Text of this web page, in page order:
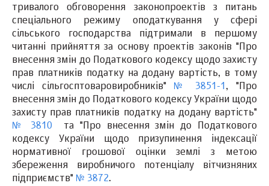
тривалого обговорення законопроектів з питань
спеціального режиму оподаткування у сфері
сільського господарства підтримали в першому
читанні прийняття за основу проектів законів "Про
внесення змін до Податкового кодексу щодо захисту
прав платників податку на додану вартість, в тому
числі сільгосптоваровиробників"
№ 3851-1 , "Про
внесення змін до Податкового кодексу України щодо
захисту прав платників податку на додану вартість"
№ 3810 та "Про внесення змін до Податкового
кодексу України щодо призупинення індексації
нормативної грошової оцінки землі з метою
збереження виробничого потенціалу вітчизняних
підприємств" № 3872.